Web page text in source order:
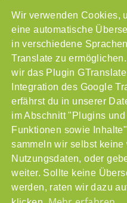
« Seite zurück
Wir verwenden Cookies,
eine automatische
in verschiedene
Translate zu
wir das Plugin
Integration des Google
erfährst du in unserer
im Abschnitt "Plugins
Funktionen sowie
sammeln wir selbst keine
Nutzungsdaten, oder
weiter. Sollte keine
werden, raten wir dazu
StoP
–
Stadtteile
ohne
Partnergewalt
e.V.
Pinnasberg
27
20359
Intranet
Impressum
Gefördert
durch